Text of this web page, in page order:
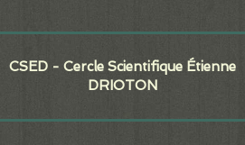
CSED - Cercle Scientifique Étienne
DRIOTON